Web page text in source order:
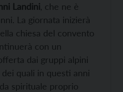
Landini , che ne è
La giornata inizierà
chiesa del convento
con un
dai gruppi alpini
quali in questi anni
spirituale proprio